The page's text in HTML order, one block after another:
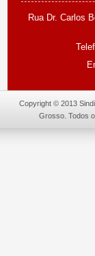
Rua Dr. Carlos
Copyright © 2013
Grosso. Todos